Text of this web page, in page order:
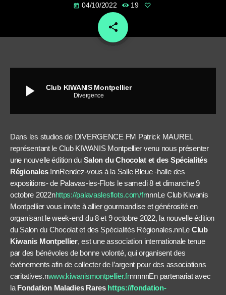
today 04/10/2022 19
share
email
play_arrow Club KIWANIS Montpellier
Divergence
Dans les studios de DIVERGENCE FM Patrick MAUREL
représentant le Club KIWANIS Montpellier venu nous présenter
une nouvelle édition du Salon du Chocolat et des Spécialités
Régionales !nnRendez-vous à la Salle Bleue -halle des
expositions- de Palavas-les-Flots le samedi 8 et dimanche 9
octobre 2022nhttps://palavaslesflots.com/frnnnLe Club Kiwanis
Montpellier vous invite à allier gourmandise et générosité en
organisant le week-end du 8 et 9 octobre 2022, la nouvelle édition
du Salon du Chocolat et des Spécialités Régionales.nnLe Club
Kiwanis Montpellier, est une association internationale tenue
par des bénévoles de bonne volonté, qui organisent des
événements afin de collecter de l’argent pour des associations
caritatives.nwww.kiwanismontpellier.frnnnnnEn partenariat avec
la Fondation Maladies Rares https://fondation-